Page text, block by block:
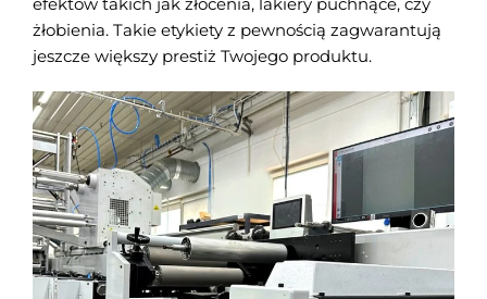
żłobienia. Takie etykiety z pewnością zagwarantują
jeszcze większy prestiż Twojego produktu.